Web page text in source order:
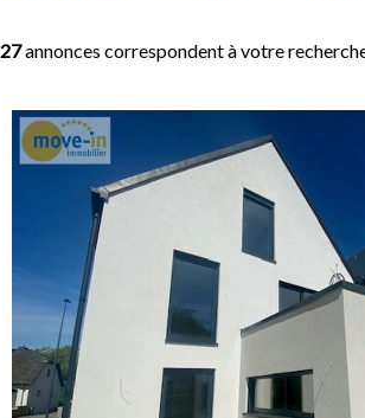
27annonces correspondent à votre